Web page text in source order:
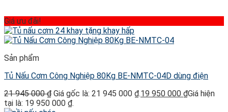
Giá ưu đãi!
Sản phẩm
Tủ Nấu Cơm Công Nghiệp 80Kg BE-NMTC-04D dùng điện
21 945 000₫ Giá gốc là: 21 945 000 ₫.19 950 000 ₫Giá hiện
tại là: 19 950 000 ₫.